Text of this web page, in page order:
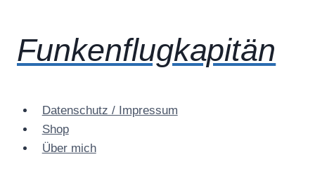
springen
Funkenflugkapitän
Datenschutz / Impressum
Shop
Über mich